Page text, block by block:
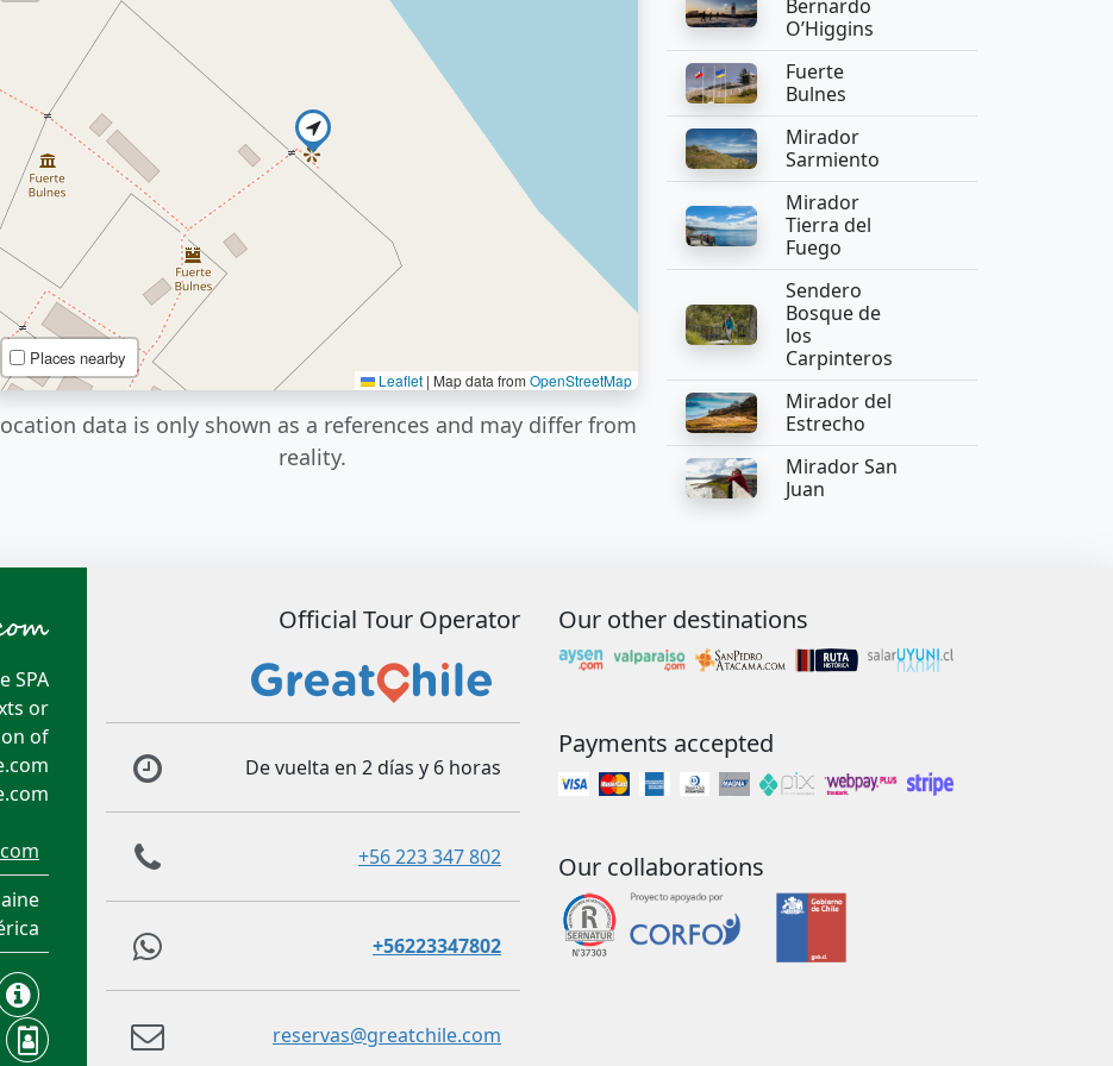
Places nearby
Leaflet | Map data from OpenStreetMap
data is only shown as a references and may differ from
reality.
Bernardo
O’Higgins
Fuerte
Bulnes
Mirador
Sarmiento
Mirador
Tierra del
Fuego
Sendero
Bosque de
los
Carpinteros
Mirador del
Estrecho
Mirador San
Juan
SPA
or
of
Official Tour Operator
De vuelta en 2 días y 6 horas
+56 223 347 802
+56223347802
reservas@greatchile.com
Our other destinations
Payments accepted
Our collaborations